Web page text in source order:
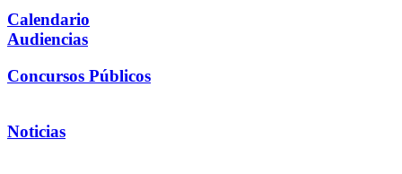
Calendario
Audiencias
Concursos Públicos
Noticias